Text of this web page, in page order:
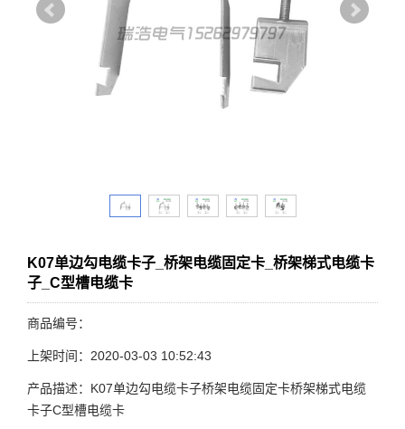
K07单边勾电缆卡子_桥架电缆固定卡_桥架梯式电缆卡
子_C型槽电缆卡
商品编号：
上架时间：2020-03-03 10:52:43
产品描述：K07单边勾电缆卡子桥架电缆固定卡桥架梯式电缆
卡子C型槽电缆卡